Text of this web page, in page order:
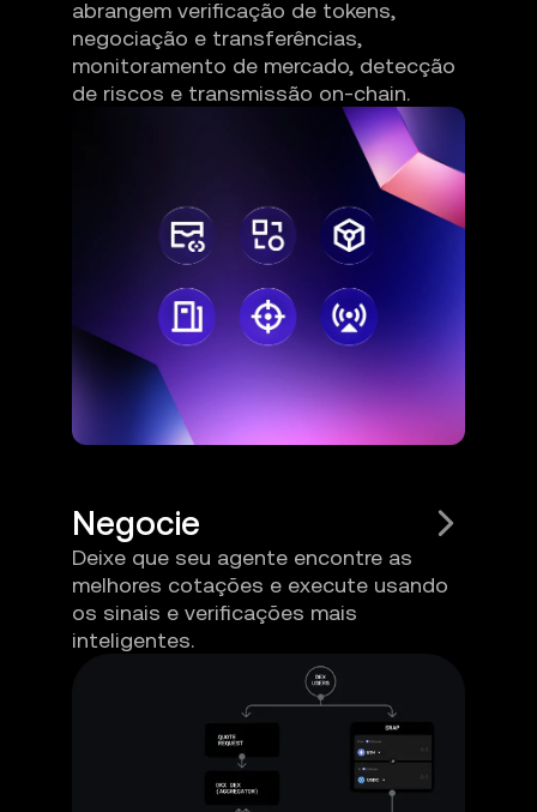
abrangem verificação de tokens,
negociação e transferências,
monitoramento de mercado, detecção
de riscos e transmissão on-chain.
Negocie
Deixe que seu agente encontre as
melhores cotações e execute usando
os sinais e verificações mais
inteligentes.